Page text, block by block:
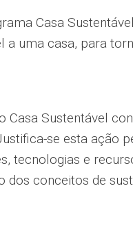
Casa
uma casa, para
Casa Sustentável
se esta ação
tecnologias e
dos conceitos de